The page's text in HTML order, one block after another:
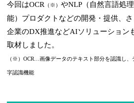
今回はOCR （※）やNLP（自然言語処
能）プロダクトなどの開発・提供、
企業のDX推進などAIソリューション
取材しました。
（※）OCR…画像データのテキスト部分を認識し
字認識機能